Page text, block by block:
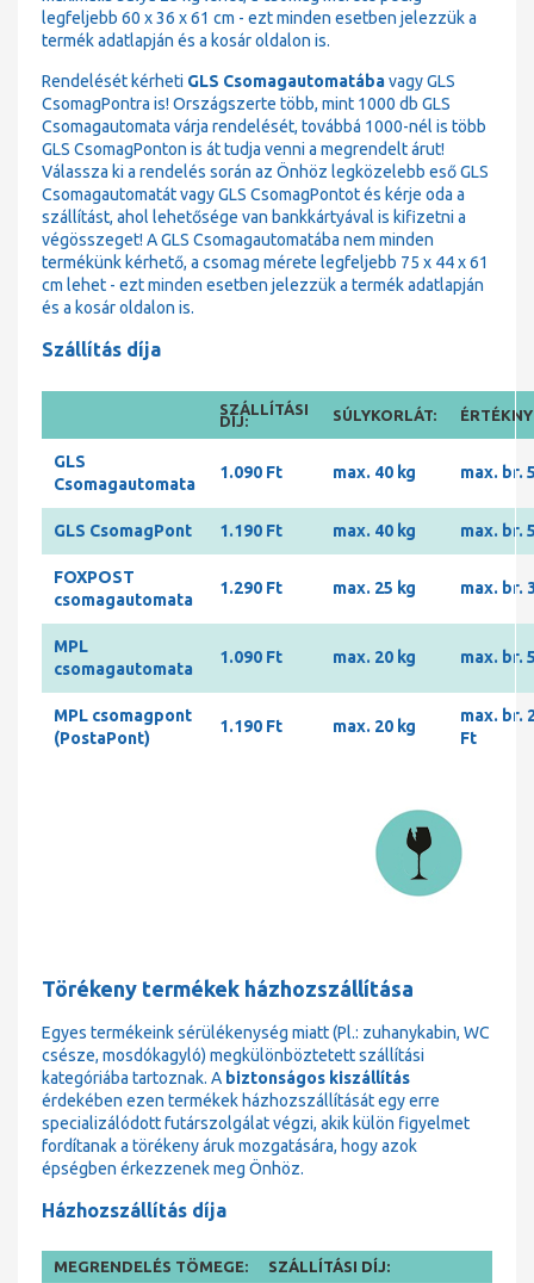
legfeljebb 60 x 36 x 61 cm - ezt minden esetben jelezzük a
termék adatlapján és a kosár oldalon is.
Rendelését kérheti GLS Csomagautomatábavagy GLS
CsomagPontra is! Országszerte több, mint 1000 db GLS
Csomagautomata várja rendelését, továbbá 1000-nél is több
GLS CsomagPonton is át tudja venni a megrendelt árut!
Válassza ki a rendelés során az Önhöz legközelebb eső GLS
Csomagautomatát vagy GLS CsomagPontot és kérje oda a
szállítást, ahol lehetősége van bankkártyával is kifizetni a
végösszeget! A GLS Csomagautomatába nem minden
termékünk kérhető, a csomag mérete legfeljebb 75 x 44 x 61
cm lehet - ezt minden esetben jelezzük a termék adatlapján
és a kosár oldalon is.
Szállítás díja
SZÁLLÍTÁSI
DÍJ: SÚLYKORLÁT:
GLS
Csomagautomata
1.090 Ft max. 40 kg max. br.
GLS CsomagPont 1.190 Ft max. 40 kg max. br.
FOXPOST
csomagautomata
1.290 Ft max. 25 kg max. br.
MPL
csomagautomata
1.090 Ft max. 20 kg max. br.
MPL csomagpont
(PostaPont)
1.190 Ft max. 20 kg
max. br.
Ft
Törékeny termékek házhozszállítása
Egyes termékeink sérülékenység miatt (Pl.: zuhanykabin, WC
csésze, mosdókagyló) megkülönböztetett szállítási
kategóriába tartoznak. A biztonságos kiszállítás
érdekében ezen termékek házhozszállítását egy erre
specializálódott futárszolgálat végzi, akik külön figyelmet
fordítanak a törékeny áruk mozgatására, hogy azok
épségben érkezzenek meg Önhöz.
Házhozszállítás díja
MEGRENDELÉS TÖMEGE: SZÁLLÍTÁSI DÍJ: